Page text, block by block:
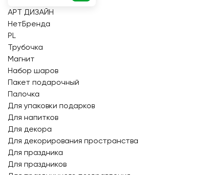
АРТ ДИЗАЙН
НетБренда
PL
Трубочка
Магнит
Набор шаров
Пакет подарочный
Палочка
Для упаковки подарков
Для напитков
Для декора
Для декорирования пространства
Для праздника
Для праздников